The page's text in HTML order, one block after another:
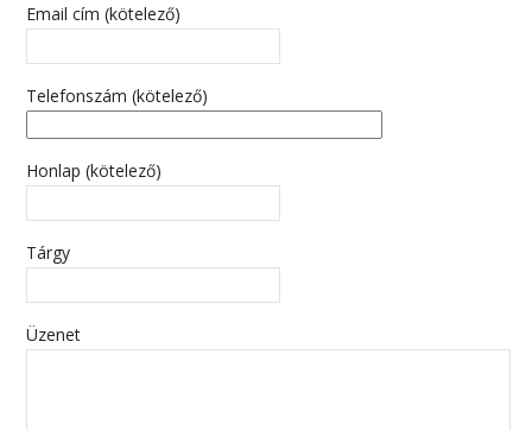
Email cím (kötelező)
Telefonszám (kötelező)
Honlap (kötelező)
Tárgy
Üzenet